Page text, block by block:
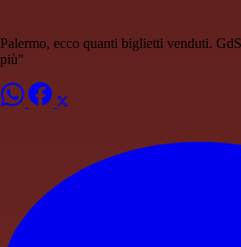
Palermo, ecco quanti biglietti venduti.
più"